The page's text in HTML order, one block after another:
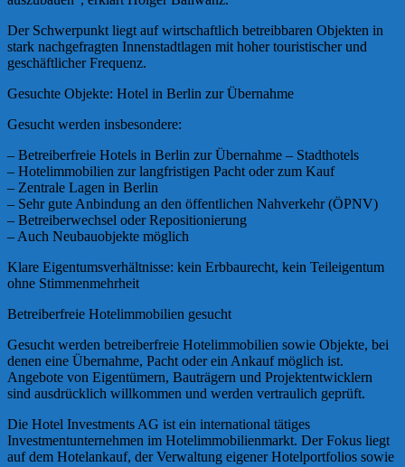
Der Schwerpunkt liegt auf wirtschaftlich betreibbaren Objekten in
stark nachgefragten Innenstadtlagen mit hoher touristischer und
geschäftlicher Frequenz.
Gesuchte Objekte: Hotel in Berlin zur Übernahme
Gesucht werden insbesondere:
– Betreiberfreie Hotels in Berlin zur Übernahme – Stadthotels
– Hotelimmobilien zur langfristigen Pacht oder zum Kauf
– Zentrale Lagen in Berlin
– Sehr gute Anbindung an den öffentlichen Nahverkehr (ÖPNV)
– Betreiberwechsel oder Repositionierung
– Auch Neubauobjekte möglich
Klare Eigentumsverhältnisse: kein Erbbaurecht, kein Teileigentum
ohne Stimmenmehrheit
Betreiberfreie Hotelimmobilien gesucht
Gesucht werden betreiberfreie Hotelimmobilien sowie Objekte, bei
denen eine Übernahme, Pacht oder ein Ankauf möglich ist.
Angebote von Eigentümern, Bauträgern und Projektentwicklern
sind ausdrücklich willkommen und werden vertraulich geprüft.
Die Hotel Investments AG ist ein international tätiges
Investmentunternehmen im Hotelimmobilienmarkt. Der Fokus liegt
auf dem Hotelankauf, der Verwaltung eigener Hotelportfolios sowie